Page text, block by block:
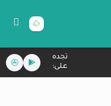
تجده
على: